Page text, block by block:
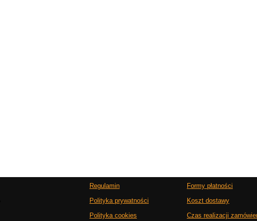
Regulamin
Polityka prywatności
Polityka cookies
Formy płatności
Koszt dostawy
Czas realizacji